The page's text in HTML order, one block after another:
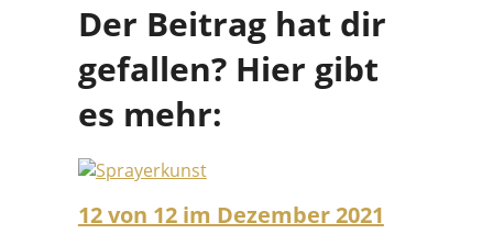
Der Beitrag hat dir
gefallen? Hier gibt
es mehr:
12 von 12 im Dezember 2021